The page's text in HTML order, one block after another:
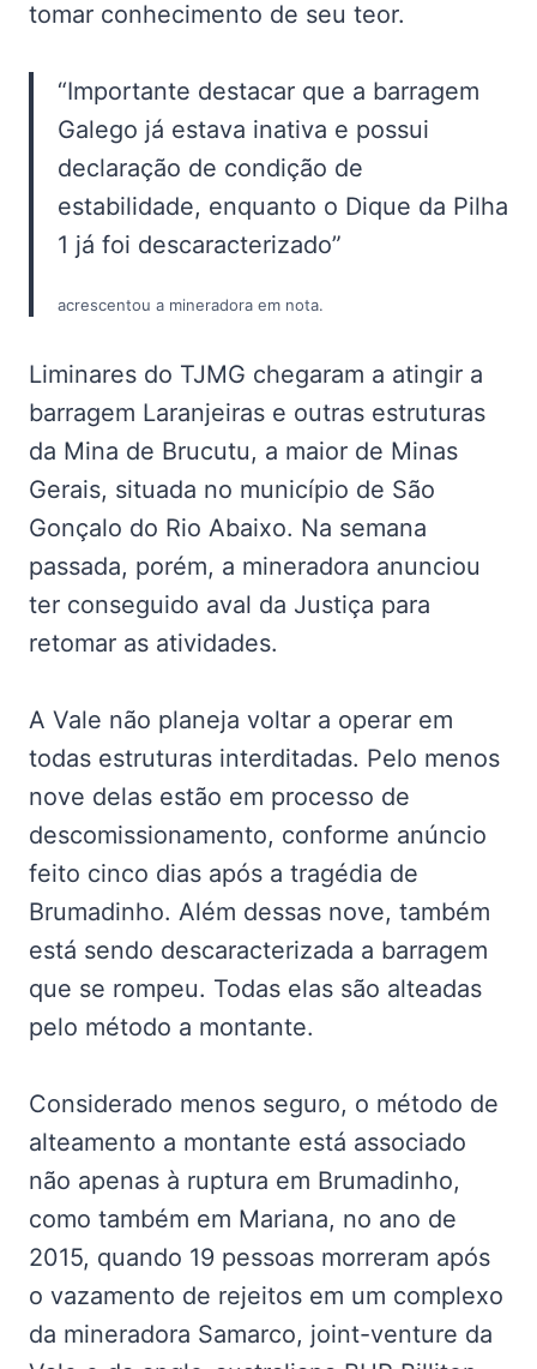
tomar conhecimento de seu teor.
“Importante destacar que a barragem
Galego já estava inativa e possui
declaração de condição de
estabilidade, enquanto o Dique da Pilha
1 já foi descaracterizado”
acrescentou a mineradora em nota.
Liminares do TJMG chegaram a atingir a
barragem Laranjeiras e outras estruturas
da Mina de Brucutu, a maior de Minas
Gerais, situada no município de São
Gonçalo do Rio Abaixo. Na semana
passada, porém, a mineradora anunciou
ter conseguido aval da Justiça para
retomar as atividades.
A Vale não planeja voltar a operar em
todas estruturas interditadas. Pelo menos
nove delas estão em processo de
descomissionamento, conforme anúncio
feito cinco dias após a tragédia de
Brumadinho. Além dessas nove, também
está sendo descaracterizada a barragem
que se rompeu. Todas elas são alteadas
pelo método a montante.
Considerado menos seguro, o método de
alteamento a montante está associado
não apenas à ruptura em Brumadinho,
como também em Mariana, no ano de
2015, quando 19 pessoas morreram após
o vazamento de rejeitos em um complexo
da mineradora Samarco, joint-venture da